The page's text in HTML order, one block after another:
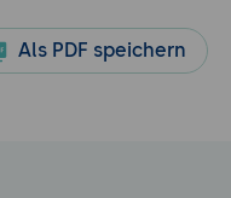
Als PDF speichern